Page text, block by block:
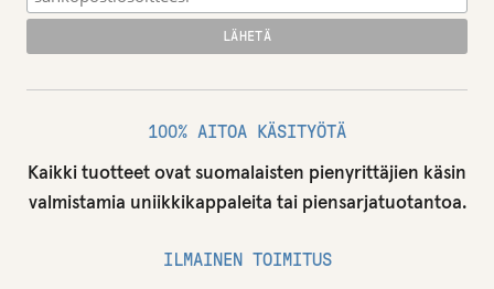
100% AITOA KÄSITYÖTÄ
Kaikki tuotteet ovat suomalaisten pienyrittäjien käsin
valmistamia uniikkikappaleita tai piensarjatuotantoa.
ILMAINEN TOIMITUS